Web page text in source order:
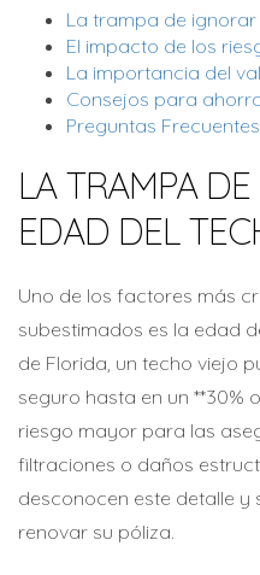
La trampa de
El impacto de los
La importancia del
Consejos para
Preguntas Frecuentes
LA TRAMPA
EDAD DEL
Uno de los factores más
subestimados es la edad
de Florida, un techo viejo
seguro hasta en un **30%
riesgo mayor para las
filtraciones o daños
desconocen este detalle y
renovar su póliza.